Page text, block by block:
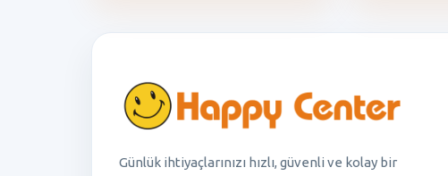
Günlük ihtiyaçlarınızı hızlı, güvenli ve kolay bir